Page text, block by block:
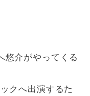
悠介がやってくる
クへ出演するた